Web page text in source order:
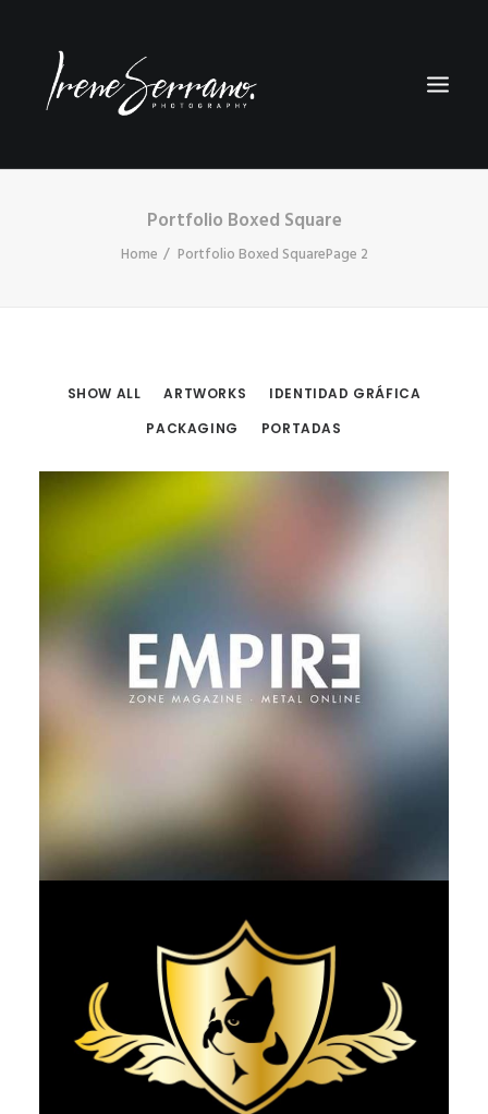
Portfolio Boxed Square
Home Portfolio Boxed SquarePage 2
SHOW ALL ARTWORKS
IDENTIDAD GRÁFICA
PACKAGING
PORTADAS